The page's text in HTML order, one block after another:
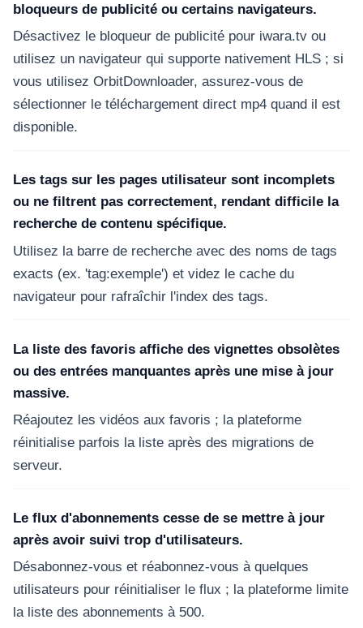
bloqueurs de publicité ou certains navigateurs.
Désactivez le bloqueur de publicité pour iwara.tv ou
utilisez un navigateur qui supporte nativement HLS ; si
vous utilisez OrbitDownloader, assurez-vous de
sélectionner le téléchargement direct mp4 quand il est
disponible.
Les tags sur les pages utilisateur sont incomplets
ou ne filtrent pas correctement, rendant difficile la
recherche de contenu spécifique.
Utilisez la barre de recherche avec des noms de tags
exacts (ex. 'tag:exemple') et videz le cache du
navigateur pour rafraîchir l'index des tags.
La liste des favoris affiche des vignettes obsolètes
ou des entrées manquantes après une mise à jour
massive.
Réajoutez les vidéos aux favoris ; la plateforme
réinitialise parfois la liste après des migrations de
serveur.
Le flux d'abonnements cesse de se mettre à jour
après avoir suivi trop d'utilisateurs.
Désabonnez-vous et réabonnez-vous à quelques
utilisateurs pour réinitialiser le flux ; la plateforme limite
la liste des abonnements à 500.